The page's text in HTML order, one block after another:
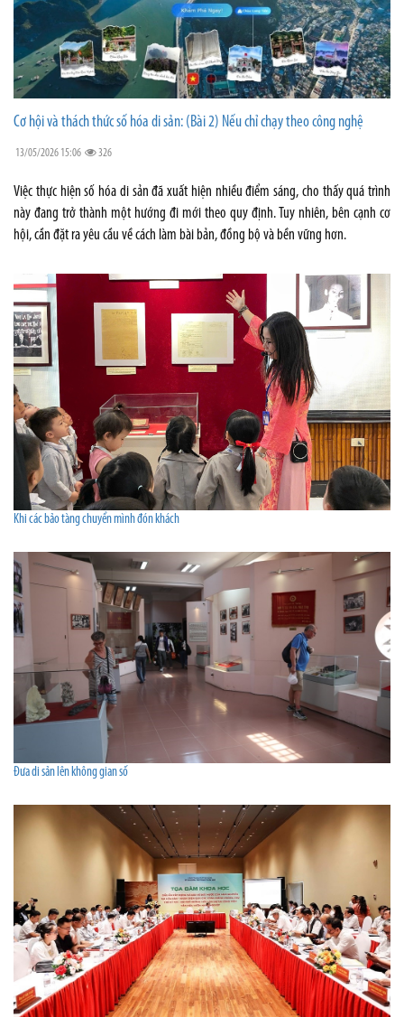
Cơ hội và thách thức số hóa di sản: (Bài 2) Nếu chỉ chạy theo công nghệ
13/05/2026 15:06 326
Việc thực hiện số hóa di sản đã xuất hiện nhiều điểm sáng, cho thấy quá trình
này đang trở thành một hướng đi mới theo quy định. Tuy nhiên, bên cạnh cơ
hội, cần đặt ra yêu cầu về cách làm bài bản, đồng bộ và bền vững hơn.
Khi các bảo tàng chuyển mình đón khách
Đưa di sản lên không gian số